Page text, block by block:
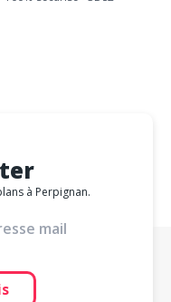
à Perpignan.